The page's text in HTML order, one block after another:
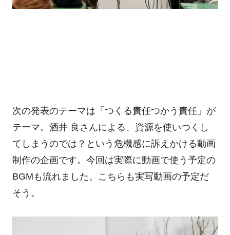
次の発表のテーマは「つくる責任つかう責任」が
テーマ。酒井 良さんによる、資源を使いつくし
てしまうのでは？という危機感に訴えかける動画
制作の企画です。今回は実際に動画で使う予定の
BGMも流れました。こちらも実写動画の予定だ
そう。